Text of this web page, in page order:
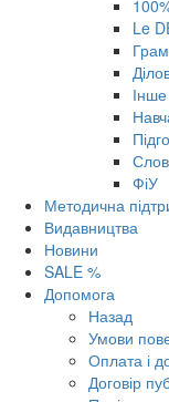
Le
Інше
ФіУ
Методична
Видавництва
Новини
SALE %
Допомога
Назад
Умови
Оплата і
Договір